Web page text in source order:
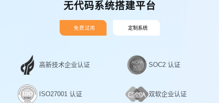
无代码系统搭建平台
免费试用 定制系统
高新技术企业认证 SOC2 认证
ISO27001 认证 双软企业认证